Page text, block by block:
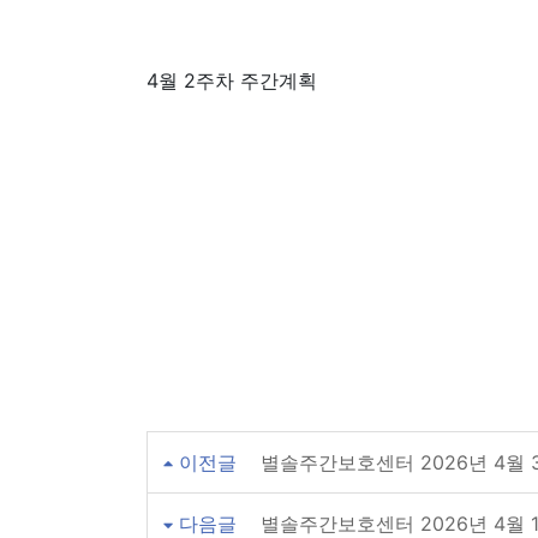
4월 2주차 주간계획
이전글 별솔주간보호센터 2026년 4월
다음글 별솔주간보호센터 2026년 4월